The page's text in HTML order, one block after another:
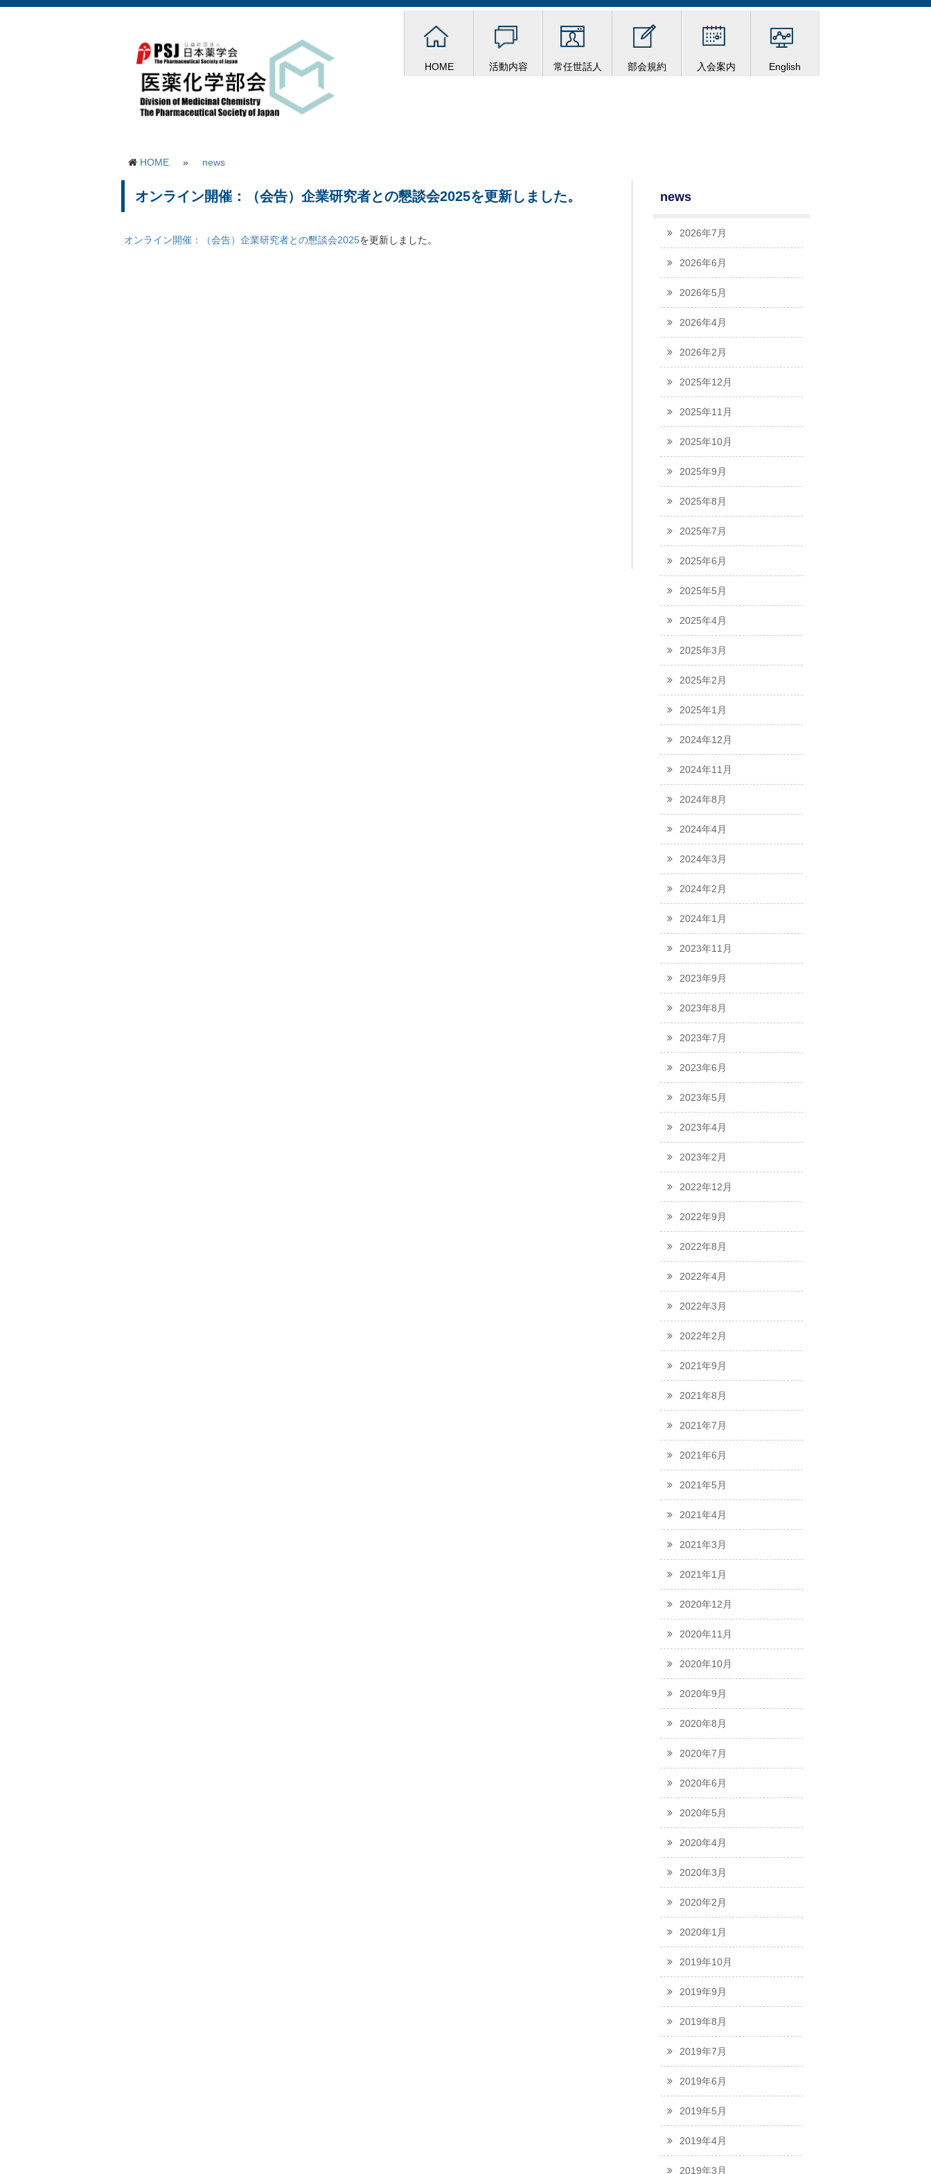
HOME 活動内容 常任世話人 部会規約 入会案内 English
HOME » news
news
2026年7月
2026年6月
2026年5月
2026年4月
2026年2月
2025年12月
2025年11月
2025年10月
2025年9月
2025年8月
2025年7月
2025年6月
2025年5月
2025年4月
2025年3月
2025年2月
2025年1月
2024年12月
2024年11月
2024年8月
2024年4月
2024年3月
2024年2月
2024年1月
2023年11月
2023年9月
2023年8月
2023年7月
2023年6月
2023年5月
2023年4月
2023年2月
2022年12月
2022年9月
2022年8月
2022年4月
2022年3月
2022年2月
2021年9月
2021年8月
2021年7月
2021年6月
2021年5月
2021年4月
2021年3月
2021年1月
2020年12月
2020年11月
2020年10月
2020年9月
2020年8月
2020年7月
2020年6月
2020年5月
2020年4月
2020年3月
2020年2月
2020年1月
2019年10月
2019年9月
2019年8月
2019年7月
2019年6月
2019年5月
2019年4月
2019年3月
オンライン開催：（会告）企業研究者との懇談会2025を更新しました。
オンライン開催：（会告）企業研究者との懇談会2025を更新しました。